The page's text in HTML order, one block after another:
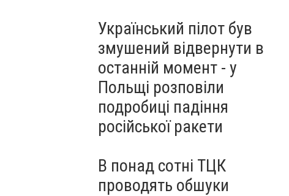
Український пілот був
змушений відвернути в
останній момент - у
Польщі розповіли
подробиці падіння
російської ракети
В понад сотні ТЦК
проводять обшуки